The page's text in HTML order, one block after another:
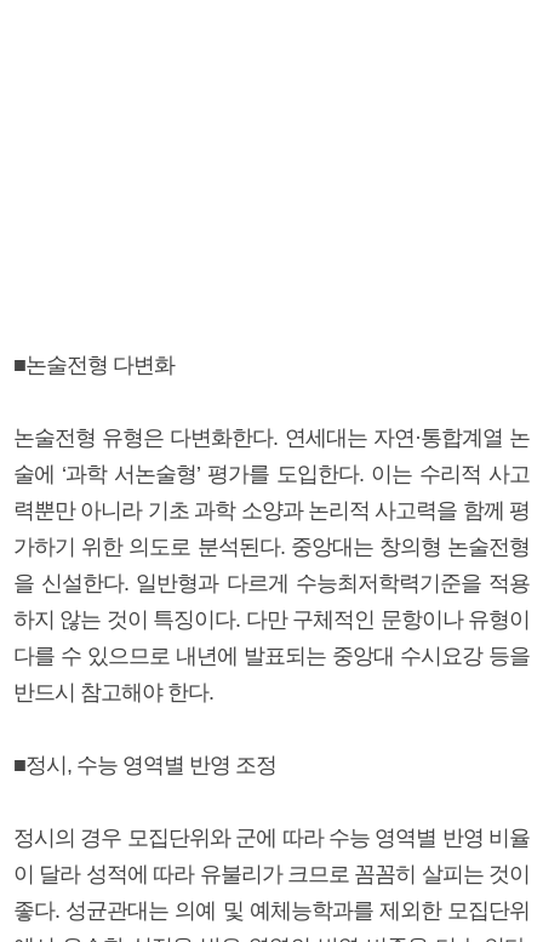
■논술전형 다변화
논술전형 유형은 다변화한다. 연세대는 자연·통합계열 논
술에 ‘과학 서논술형’ 평가를 도입한다. 이는 수리적 사고
력뿐만 아니라 기초 과학 소양과 논리적 사고력을 함께 평
가하기 위한 의도로 분석된다. 중앙대는 창의형 논술전형
을 신설한다. 일반형과 다르게 수능최저학력기준을 적용
하지 않는 것이 특징이다. 다만 구체적인 문항이나 유형이
다를 수 있으므로 내년에 발표되는 중앙대 수시요강 등을
반드시 참고해야 한다.
■정시, 수능 영역별 반영 조정
정시의 경우 모집단위와 군에 따라 수능 영역별 반영 비율
이 달라 성적에 따라 유불리가 크므로 꼼꼼히 살피는 것이
좋다. 성균관대는 의예 및 예체능학과를 제외한 모집단위